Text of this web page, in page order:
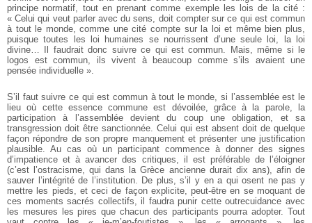
principe normatif, tout en prenant comme exemple les lois de la cité :
« Celui qui veut parler avec du sens, doit compter sur ce qui est commun
à tout le monde, comme une cité compte sur la loi et même bien plus,
puisque toutes les loi humaines se nourrissent d’une seule loi, la loi
divine… Il faudrait donc suivre ce qui est commun. Mais, même si le
logos est commun, ils vivent à beaucoup comme s’ils avaient une
pensée individuelle ».
S’il faut suivre ce qui est commun à tout le monde, si l’assemblée est le
lieu où cette essence commune est dévoilée, grâce à la parole, la
participation à l’assemblée devient du coup une obligation, et sa
transgression doit être sanctionnée. Celui qui est absent doit de quelque
façon répondre de son propre manquement et présenter une justification
plausible. Au cas où un participant commence à donner des signes
d’impatience et à avancer des critiques, il est préférable de l’éloigner
(c’est l’ostracisme, qui dans la Grèce ancienne durait dix ans), afin de
sauver l’intégrité de l’institution. De plus, s’il y en a qui osent ne pas y
mettre les pieds, et ceci de façon explicite, peut-être en se moquant de
ces moments sacrés collectifs, il faudra punir cette outrecuidance avec
les mesures les pires que chacun des participants pourra adopter. Tout